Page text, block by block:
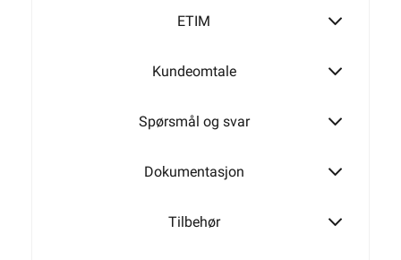
6mm²
ETIM
Kundeomtale
Spørsmål og svar
Dokumentasjon
Tilbehør